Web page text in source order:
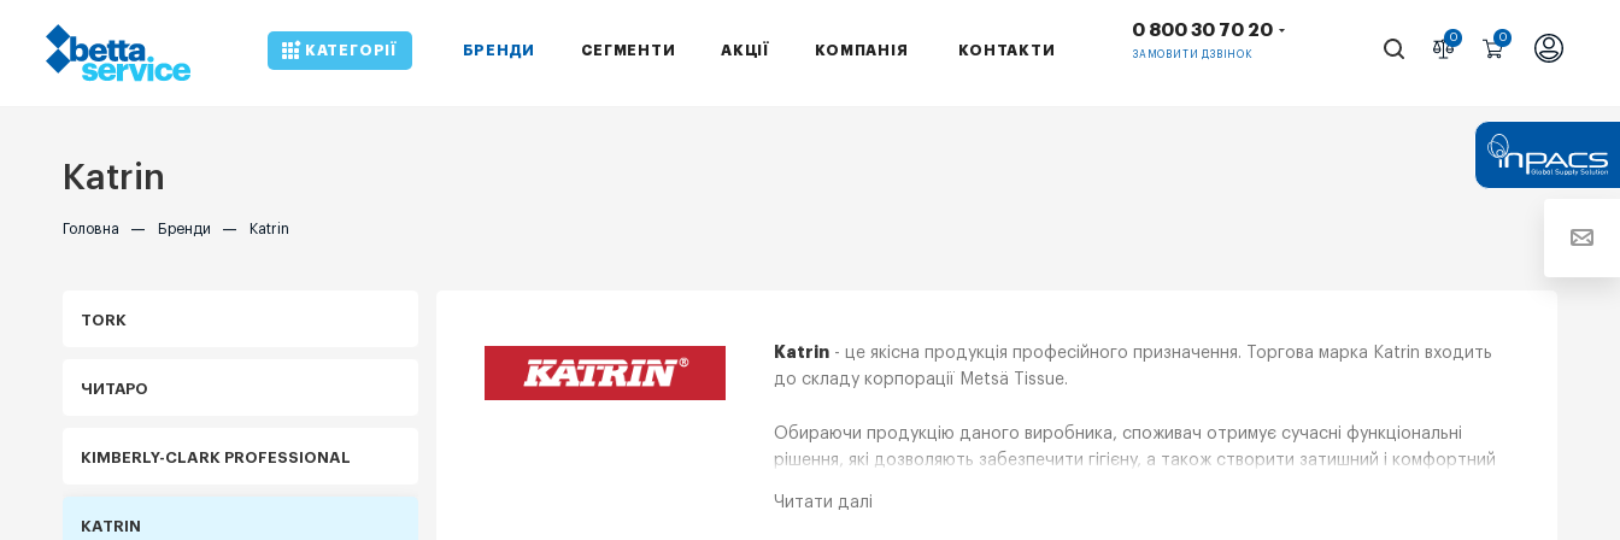
0 0
0 800 30 70 20
ЗАМОВИТИ ДЗВІНОК
КАТЕГОРІЇ БРЕНДИ СЕГМЕНТИ АКЦІЇ КОМПАНІЯ КОНТАКТИ
Katrin
Головна — Бренди — Katrin
Katrin - це якісна продукція професійного призначення. Торгова марка Katrin входить
до складу корпорації Metsä Tissue.
Обираючи продукцію даного виробника, споживач отримує сучасні функціональні
рішення, які дозволяють забезпечити гігієну, а також створити затишний і комфортний
Читати далі
TORK
ЧИТАРО
KIMBERLY-CLARK PROFESSIONAL
KATRIN